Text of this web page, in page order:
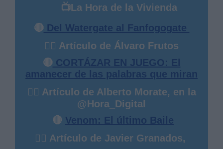
📺La Hora de la Vivienda
🔴 Del Watergate al Fanfogogate
✍🏻 Artículo de Álvaro Frutos
🔴 CORTÁZAR EN JUEGO: El
amanecer de las palabras que miran
✍🏻 Artículo de Alberto Morate, en la
@Hora_Digital
🔴 Venom: El último Baile
✍🏻 Artículo de Javier Granados,